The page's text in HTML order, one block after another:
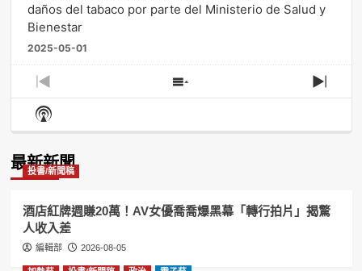
daños del tabaco por parte del Ministerio de Salud y
Bienestar
2025-05-01
Previous
Episode
Show
Episodes
Next
Show
Podcast
最新新聞
投書/新聞稿
酒店紅牌週賺20萬！AV女優喬喬爆黑幕「轉行拍片」揭驚
人收入差
編輯部 2026-08-05